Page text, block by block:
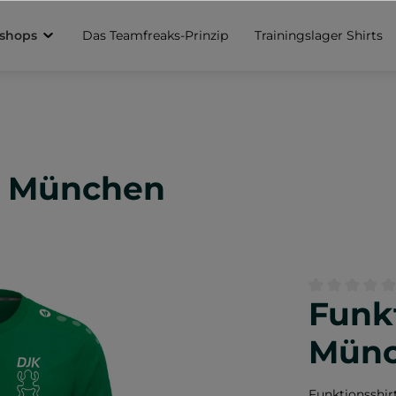
Das Teamfreaks-Prinzip Trainingslager Shirts